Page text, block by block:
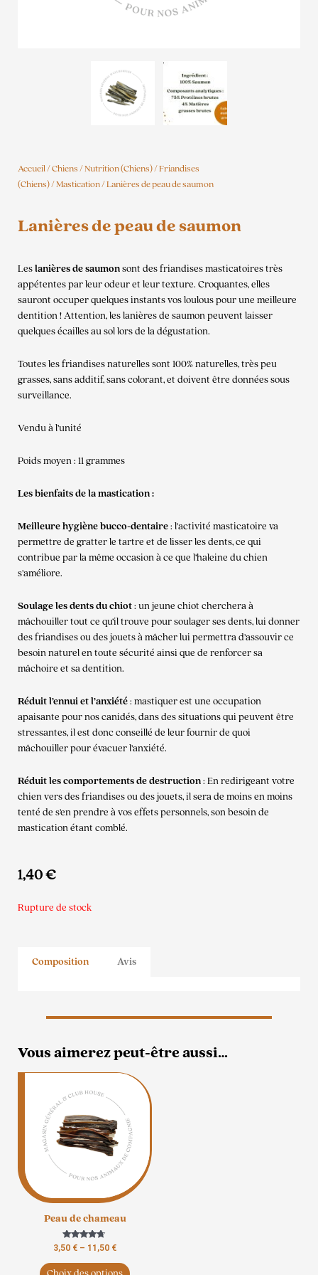
Accueil/Chiens/Nutrition (Chiens)/Friandises
(Chiens)/Mastication/ Lanières de peau de saumon
Lanières de peau de saumon
Leslanières de saumonsont des friandises masticatoires très
appétentes par leur odeur et leur texture. Croquantes, elles
sauront occuper quelques instants vos loulous pour une meilleure
dentition ! Attention, les lanières de saumon peuvent laisser
quelques écailles au sol lors de la dégustation.
Toutes les friandises naturelles sont 100% naturelles, très peu
grasses, sans additif, sans colorant, et doivent être données sous
surveillance.
Vendu à l’unité
Poids moyen : 11 grammes
Les bienfaits de la mastication :
Meilleure hygiène bucco-dentaire: l’activité masticatoire va
permettre de gratter le tartre et de lisser les dents, ce qui
contribue par la même occasion à ce que l’haleine du chien
s’améliore.
Soulage les dents du chiot: un jeune chiot cherchera à
mâchouiller tout ce qu’il trouve pour soulager ses dents, lui donner
des friandises ou des jouets à mâcher lui permettra d’assouvir ce
besoin naturel en toute sécurité ainsi que de renforcer sa
mâchoire et sa dentition.
Réduit l’ennui et l’anxiété: mastiquer est une occupation
apaisante pour nos canidés, dans des situations qui peuvent être
stressantes, il est donc conseillé de leur fournir de quoi
mâchouiller pour évacuer l’anxiété.
Réduit les comportements de destruction: En redirigeant votre
chien vers des friandises ou des jouets, il sera de moins en moins
tenté de s’en prendre à vos effets personnels, son besoin de
mastication étant comblé.
1,40€
Rupture de stock
Composition Avis
Vous aimerez peut-être aussi…
Peau de chameau
Note
4.50
sur 5
3,50 € – 11,50 €
Ce
produit
plusieurs
variations.
options
peuvent
page